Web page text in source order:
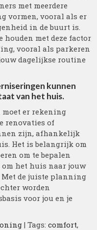
met meerdere
vormen, vooral als er
in de buurt is.
met deze factor
vooral als parkeren
dagelijkse routine
kunnen
van het huis.
er rekening
renovaties of
zijn, afhankelijk
Het is belangrijk om
om te bepalen
het huis naar jouw
Met de juiste planning
worden
voor jou en je
| Tags:comfort,